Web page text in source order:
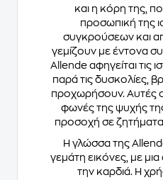
και η κόρη της,
προσωπική της
συγκρούσεων και
γεμίζουν με έντονα
Allende αφηγείται τις
παρά τις δυσκολίες,
προχωρήσουν. Αυτές
φωνές της ψυχής
προσοχή σε ζητήματα
Η γλώσσα της
γεμάτη εικόνες, με
την καρδιά. Η